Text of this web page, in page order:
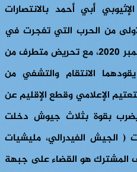
أبي أحمد بالانتصارات
من الحرب التي تفجرت في
إقليم التقراي في الرابع من نوفمبر 2020، مع تحريض متطرف من
الانتقام والتشفي من
الإعلامي وقطع الإقليم عن
يضرب بقوة بثلاث جيوش دخلت
( الجيش الفيدرالي، مليشيات
المشترك هو القضاء على جبهة